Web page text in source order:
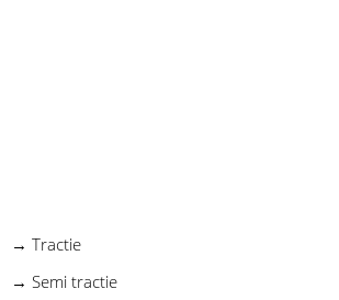
→ Tractie
→ Semi tractie